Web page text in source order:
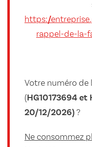
https://
rappel-de-la-
Votre numéro de
( HG10173694 et
20/12/2026) ?
Ne consommez